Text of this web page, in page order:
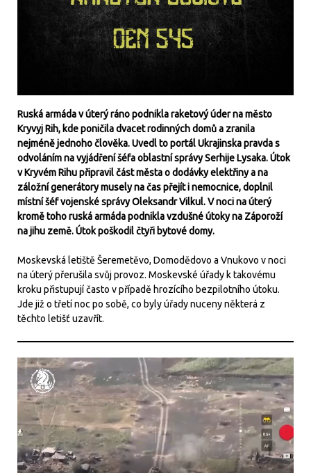
Ruská armáda v úterý ráno podnikla raketový úder na město
Kryvyj Rih, kde poničila dvacet rodinných domů a zranila
nejméně jednoho člověka. Uvedl to portál Ukrajinska pravda s
odvoláním na vyjádření šéfa oblastní správy Serhije Lysaka. Útok
v Kryvém Rihu připravil část města o dodávky elektřiny a na
záložní generátory musely na čas přejít i nemocnice, doplnil
místní šéf vojenské správy Oleksandr Vilkul. V noci na úterý
kromě toho ruská armáda podnikla vzdušné útoky na Záporoží
na jihu země. Útok poškodil čtyři bytové domy.
Moskevská letiště Šeremetěvo, Domodědovo a Vnukovo v noci
na úterý přerušila svůj provoz. Moskevské úřady k takovému
kroku přistupují často v případě hrozícího bezpilotního útoku.
Jde již o třetí noc po sobě, co byly úřady nuceny některá z
těchto letišť uzavřít.